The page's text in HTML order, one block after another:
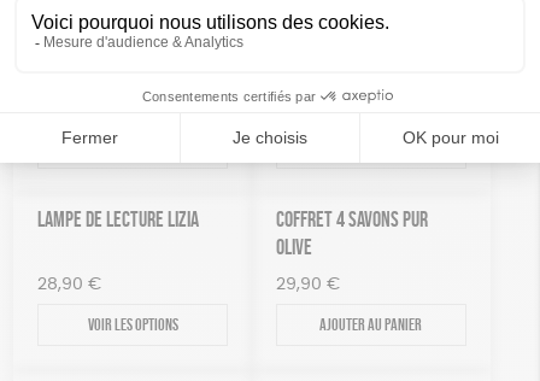
GOURDE EN VERRE – ÉCO-
Ajouter au panier
21,90 €
Ajouter au panier
LAMPE DE LECTURE LIZIA
28,90 €
Voir les options
COFFRET 4 SAVONS PUR
OLIVE
29,90 €
Ajouter au panier